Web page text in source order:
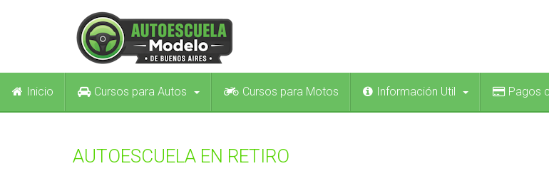
Inicio Cursos para Autos Cursos para Motos Información Util Pagos
AUTOESCUELA EN RETIRO